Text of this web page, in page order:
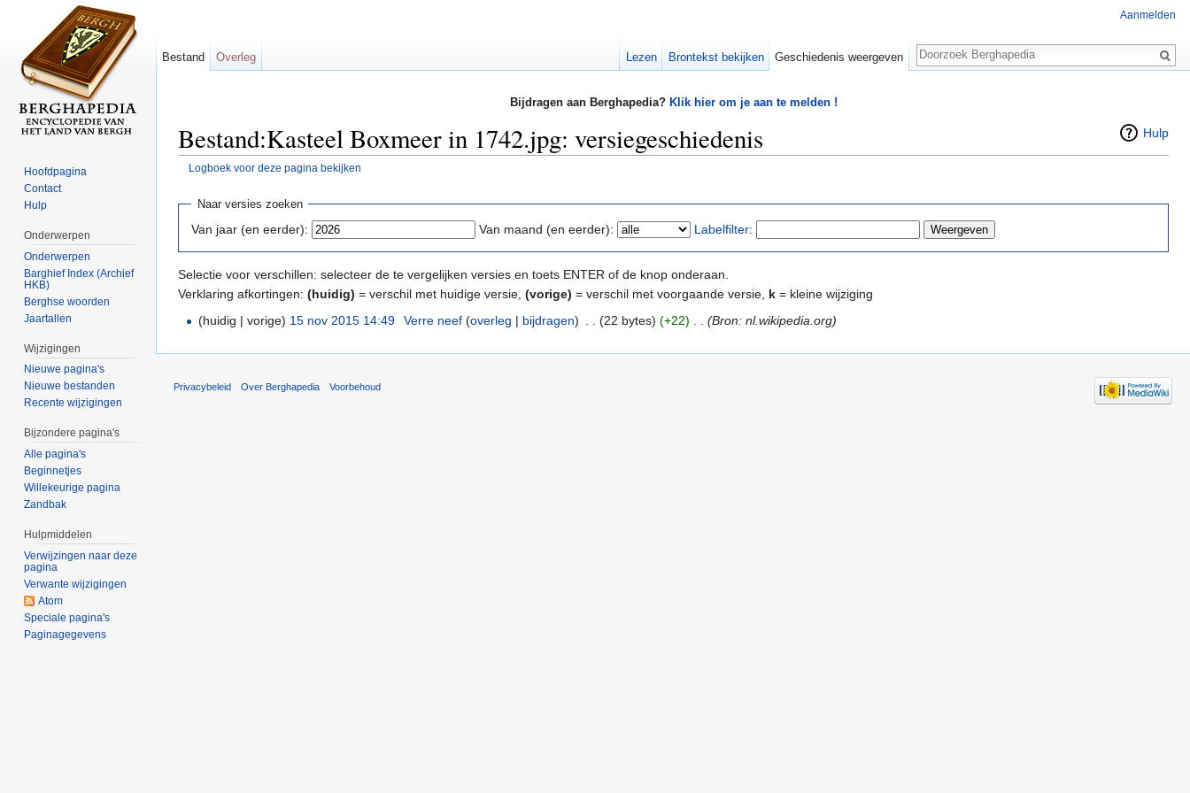
Bijdragen aan Berghapedia? Klik hier om je aan te melden !
Hulp
Bestand:Kasteel Boxmeer in 1742.jpg: versiegeschiedenis
Logboek voor deze pagina bekijken
Naar versies zoeken
Van jaar (en eerder): Van maand (en eerder): Labelfilter:
Selectie voor verschillen: selecteer de te vergelijken versies en toets ENTER of de knop onderaan.
Verklaring afkortingen: (huidig) = verschil met huidige versie, (vorige) = verschil met voorgaande versie, k = kleine wijziging
(huidig | vorige) 15 nov 2015 14:49 Verre neef (overleg | bijdragen) (22 bytes) (+22) (Bron: nl.wikipedia.org)
Aanmelden
Bestand Overleg Lezen Brontekst bekijken Geschiedenis weergeven
Zoeken
Hoofdpagina
Contact
Hulp
Onderwerpen
Onderwerpen
Barghief Index (Archief
HKB)
Berghse woorden
Jaartallen
Wijzigingen
Nieuwe pagina's
Nieuwe bestanden
Recente wijzigingen
Bijzondere pagina's
Alle pagina's
Beginnetjes
Willekeurige pagina
Zandbak
Hulpmiddelen
Verwijzingen naar deze
pagina
Verwante wijzigingen
Atom
Speciale pagina's
Paginagegevens
Privacybeleid Over Berghapedia Voorbehoud